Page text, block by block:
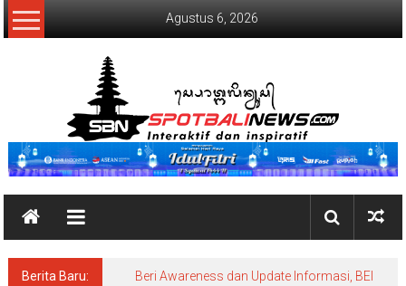
Lompat
ke
Agustus 6, 2026
SpotBaliNews
Berita Baru:
Beri Awareness dan Update Informasi, BEI